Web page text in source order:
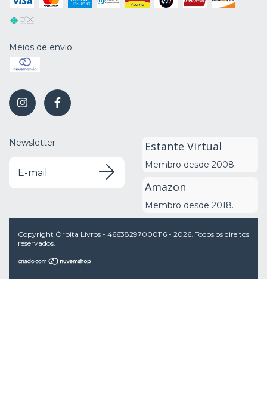
Meios de envio
Newsletter Estante Virtual
Membro desde 2008.
Amazon
Membro desde 2018.
Copyright Órbita Livros - 46638297000116 - 2026. Todos os direitos
reservados.